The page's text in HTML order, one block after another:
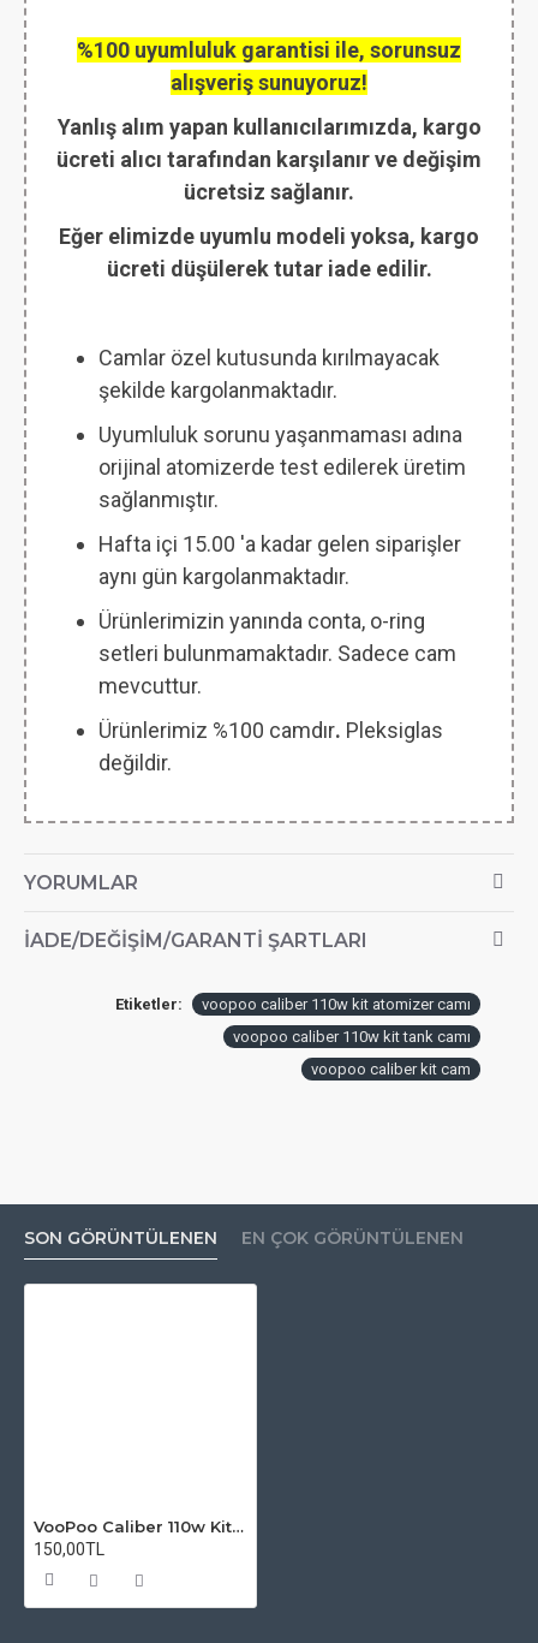
%100 uyumluluk garantisi ile, sorunsuz
alışveriş sunuyoruz!
Yanlış alım yapan kullanıcılarımızda, kargo
ücreti alıcı tarafından karşılanır ve değişim
ücretsiz sağlanır.
Eğer elimizde uyumlu modeli yoksa, kargo
ücreti düşülerek tutar iade edilir.
Camlar özel kutusunda kırılmayacak
şekilde kargolanmaktadır.
Uyumluluk sorunu yaşanmaması adına
orijinal atomizerde test edilerek üretim
sağlanmıştır.
Hafta içi 15.00 'a kadar gelen siparişler
aynı gün kargolanmaktadır.
Ürünlerimizin yanında conta, o-ring
setleri bulunmamaktadır. Sadece cam
mevcuttur.
Ürünlerimiz %100 camdır. Pleksiglas
değildir.
YORUMLAR
İADE/DEĞIŞIM/GARANTI ŞARTLARI
Etiketler:
voopoo caliber 110w kit atomizer camı
voopoo caliber 110w kit tank camı
voopoo caliber kit cam
SON GÖRÜNTÜLENEN EN ÇOK GÖRÜNTÜLENEN
VooPoo Caliber 110w Kit Atomizer Camı
150,00TL